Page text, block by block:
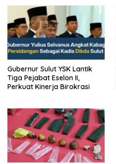
Gubernur Sulut YSK Lantik
Tiga Pejabat Eselon II,
Perkuat Kinerja Birokrasi